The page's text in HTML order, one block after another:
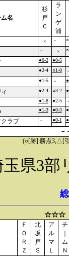
名
杉
戸
Ｃ
ラ
ン
ゲ
浦
× －
－ ×
●0-2 ●0-5
●2-4 ○1-0
●1-5 －
●2-4 ○3-2
●1-8 ●2-5
●1-3 ●0-3
ラブ － ●0-1
－
(○[勝]:勝点3,△[
玉県3部
☆☆☆
Ｆ
Ｏ
Ｒ
Ｚ
北
坂
戸
Ｓ
ア
ル
マ
Ｌ
チ
ム
Ｎ